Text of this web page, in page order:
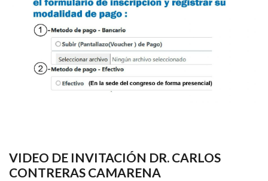
VIDEO DE INVITACIÓN DR. CARLOS
CONTRERAS CAMARENA